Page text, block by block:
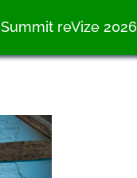
Summit reVize 2026